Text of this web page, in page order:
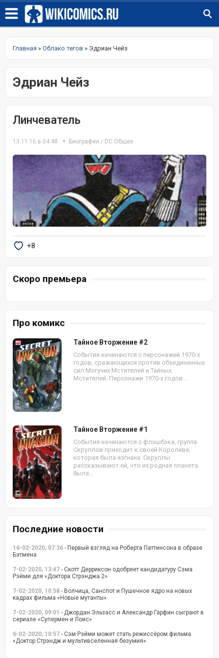
Главная » Облако тегов » Эдриан Чейз
Эдриан Чейз
Линчеватель
13.11.16 в 04:48 Биографии / DC Общее
+8
Скоро премьера
Про комикс
Тайное Вторжение #2
События начинаются с персонажей 1970-х
годов, сражающихся против объединенных
сил Могучих Мстителей и Тайных
Мстителей. Персонажи 1970-х годов...
Тайное Вторжение #1
События начинаются с флэшбэка, группа
Скруллов приходит к своей Королеве,
которая была изгнана. Скруллы
рассказывают ей, что их родная планета
была...
Последние новости
16-02-2020, 07:36 - Первый взгляд на Роберта Паттинсона в образе
Бэтмена
7-02-2020, 13:47 - Скотт Дерриксон одобряет кандидатуру Сэма
Рэйми для «Доктора Стрэнджа 2»
7-02-2020, 10:58 - Волчица, Санспот и Пушечное ядро на новых
кадрах фильма «Новые мутанты»
7-02-2020, 09:01 - Джордан Эльзасс и Александр Гарфин сыграют в
сериале «Супермен и Лоис»
6-02-2020, 10:57 - Сэм Рэйми может стать режиссёром фильма
«Доктор Стрэндж и мультивселенная безумия»